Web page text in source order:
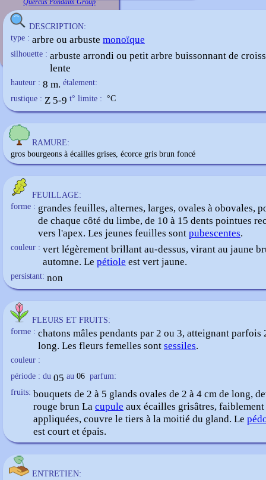
Quercus Pondaim Group
DESCRIPTION:
type : arbre ou arbuste monoïque
silhouette : arbuste arrondi ou petit arbre buissonnant de
lente
hauteur : 8 m. étalement:
rustique : Z 5-9 t° limite : °C
RAMURE:
gros bourgeons à écailles grises, écorce gris brun foncé
FEUILLAGE:
forme : grandes feuilles, alternes, larges, ovales à obovales,
de chaque côté du limbe, de 10 à 15 dents pointues
vers l'apex. Les jeunes feuilles sont pubescentes.
couleur : vert légèrement brillant au-dessus, virant au jaune
automne. Le pétiole est vert jaune.
persistant: non
FLEURS ET FRUITS:
forme : chatons mâles pendants par 2 ou 3, atteignant parfois
long. Les fleurs femelles sont sessiles.
couleur :
période : du 05 au 06 parfum:
fruits: bouquets de 2 à 5 glands ovales de 2 à 4 cm de long,
rouge brun La cupule aux écailles grisâtres, faiblement
appliquées, couvre le tiers à la moitié du gland. Le
est court et épais.
ENTRETIEN: